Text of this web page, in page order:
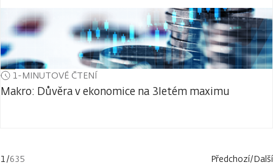
1-MINUTOVÉ ČTENÍ
Makro: Důvěra v ekonomice na 3letém maximu
1/635 Předchozí/Další